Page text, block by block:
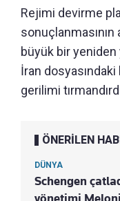
Rejimi devirme
sonuçlanmasının
büyük bir
İran dosyasındaki
gerilimi
ÖNERİLEN
DÜNYA
Schengen